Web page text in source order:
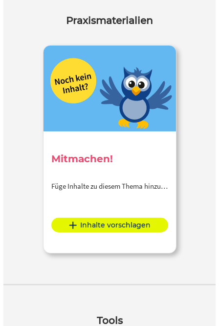
Praxismaterialien
Mitmachen!
Füge Inhalte zu diesem Thema hinzu…
Inhalte vorschlagen
Tools